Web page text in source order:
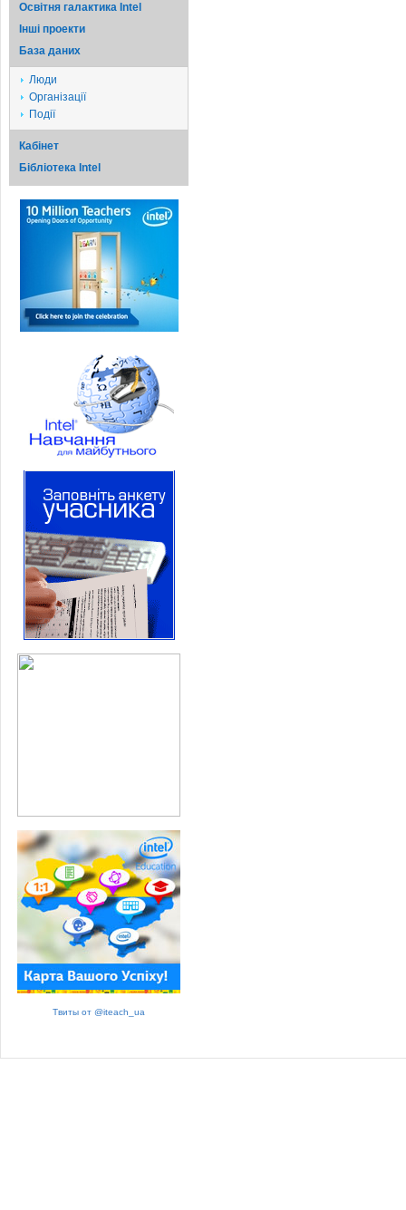
Освітня галактика Intel
Iншi проекти
База даних
Люди
Організації
Події
Кабінет
Бібліотека Intel
Твиты от @iteach_ua